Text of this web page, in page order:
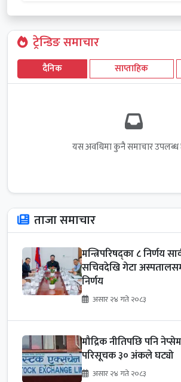
ट्रेन्डिङ समाचार
दैनिक साप्ताहिक
यस अवधिमा कुनै समाचार उपलब्ध
ताजा समाचार
मन्त्रिपरिषद्का ८ निर्णय
सचिवदेखि गेटा
निर्णय
असार २४ गते २०८३
मौद्रिक नीतिपछि पनि
परिसूचक ३० अंकले घट्यो
असार २४ गते २०८३